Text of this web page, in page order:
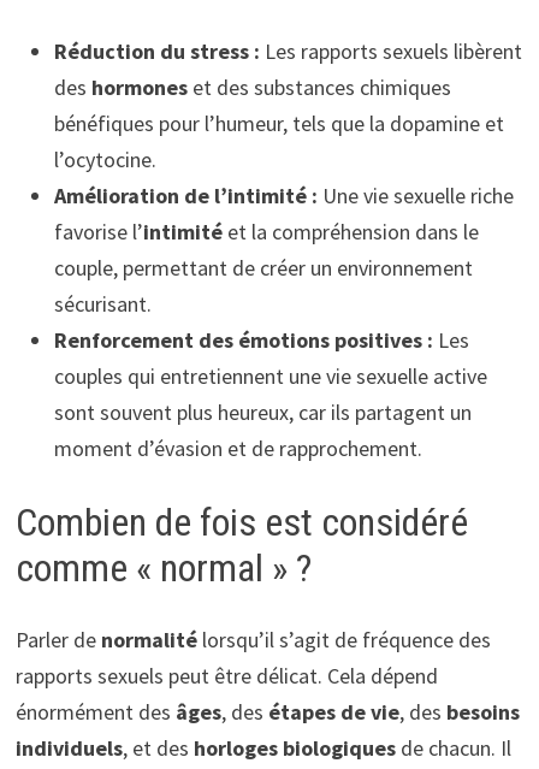
Réduction du stress : Les rapports sexuels libèrent
des hormoneset des substances chimiques
bénéfiques pour l’humeur, tels que la dopamine et
l’ocytocine.
Amélioration de l’intimité : Une vie sexuelle riche
favorise l’intimitéet la compréhension dans le
couple, permettant de créer un environnement
sécurisant.
Renforcement des émotions positives : Les
couples qui entretiennent une vie sexuelle active
sont souvent plus heureux, car ils partagent un
moment d’évasion et de rapprochement.
Combien de fois est considéré
comme « normal » ?
Parler de normalitélorsqu’il s’agit de fréquence des
rapports sexuels peut être délicat. Cela dépend
énormément des âges, des étapes de vie, des besoins
individuels, et des horloges biologiquesde chacun. Il